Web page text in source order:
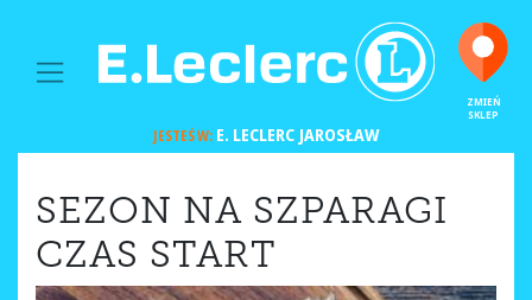
MAIN NAVIGATION
ZMIEŃ
SKLEP
JESTEŚ W:E. LECLERC JAROSŁAW
SEZON NA SZPARAGI
CZAS START